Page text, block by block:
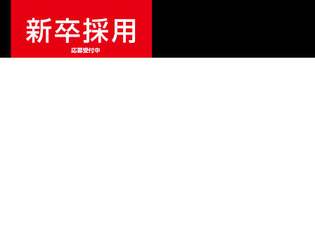
販売価格¥17,820（税込）